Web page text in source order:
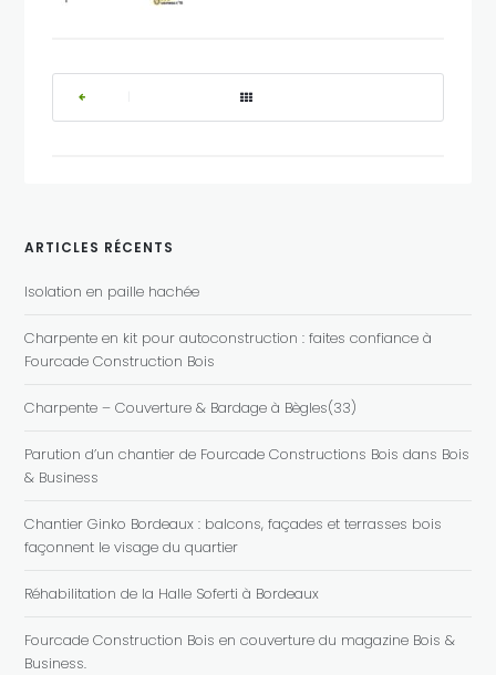
ARTICLES RÉCENTS
Isolation en paille hachée
Charpente en kit pour autoconstruction : faites confiance à
Fourcade Construction Bois
Charpente – Couverture & Bardage à Bègles(33)
Parution d’un chantier de Fourcade Constructions Bois dans Bois
& Business
Chantier Ginko Bordeaux : balcons, façades et terrasses bois
façonnent le visage du quartier
Réhabilitation de la Halle Soferti à Bordeaux
Fourcade Construction Bois en couverture du magazine Bois &
Business.